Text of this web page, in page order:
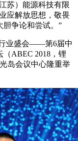
苏）能源科技有限
应解放思想，敬畏
胆争论和尝试。”
业盛会——第6届中
ABEC 2018，锂
岛会议中心隆重举